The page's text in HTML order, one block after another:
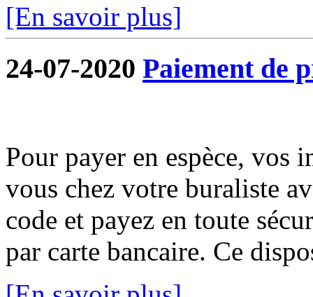
[En savoir plus]
24-07-2020 Paiement de
Pour payer en espèce, vos
vous chez votre buraliste
code et payez en toute
par carte bancaire. Ce